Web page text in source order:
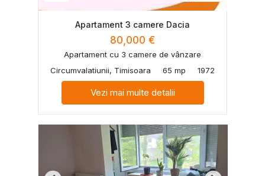
Apartament 3 camere Dacia
80,000 €
Apartament cu 3 camere de vânzare
Circumvalatiunii, Timisoara
65 mp 1972
Vezi mai multe detalii